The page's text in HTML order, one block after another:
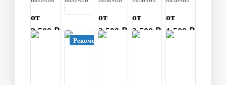
от
2 500 ₽
от
2 500 ₽
от
2 500 ₽
от
1 500 ₽
Рекомендуем